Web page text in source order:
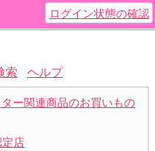
ログイン状態の確認
索 ヘルプ
ー関連商品のお買いもの
定店